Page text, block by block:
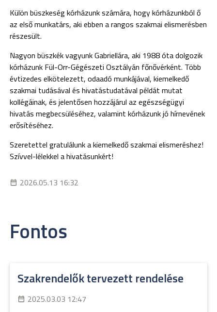
Külön büszkeség kórházunk számára, hogy kórházunkból ő
az első munkatárs, aki ebben a rangos szakmai elismerésben
részesült.
Nagyon büszkék vagyunk Gabriellára, aki 1988 óta dolgozik
kórházunk Fül-Orr-Gégészeti Osztályán főnővérként. Több
évtizedes elkötelezett, odaadó munkájával, kiemelkedő
szakmai tudásával és hivatástudatával példát mutat
kollégáinak, és jelentősen hozzájárul az egészségügyi
hivatás megbecsüléséhez, valamint kórházunk jó hírnevének
erősítéséhez.
Szeretettel gratulálunk a kiemelkedő szakmai elismeréshez!
Szívvel-lélekkel a hivatásunkért!
2026.05.13 16:32
Fontos
Szakrendelők tervezett rendelése
2025.03.03 12:47